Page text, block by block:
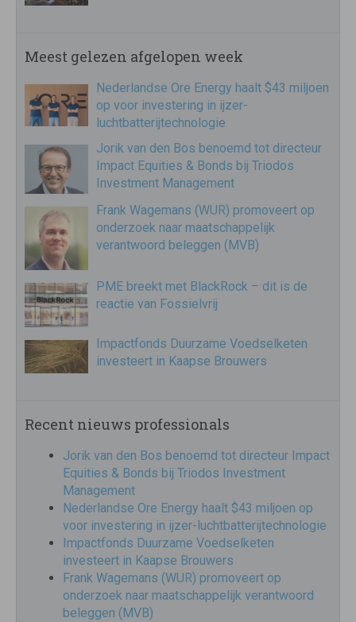
Meest gelezen afgelopen week
Nederlandse Ore Energy haalt $43 miljoen
op voor investering in ijzer-
luchtbatterijtechnologie
Jorik van den Bos benoemd tot directeur
Impact Equities & Bonds bij Triodos
Investment Management
Frank Wagemans (WUR) promoveert op
onderzoek naar maatschappelijk
verantwoord beleggen (MVB)
PME breekt met BlackRock – dit is de
reactie van Fossielvrij
Impactfonds Duurzame Voedselketen
investeert in Kaapse Brouwers
Recent nieuws professionals
Jorik van den Bos benoemd tot directeur Impact
Equities & Bonds bij Triodos Investment
Management
Nederlandse Ore Energy haalt $43 miljoen op
voor investering in ijzer-luchtbatterijtechnologie
Impactfonds Duurzame Voedselketen
investeert in Kaapse Brouwers
Frank Wagemans (WUR) promoveert op
onderzoek naar maatschappelijk verantwoord
beleggen (MVB)